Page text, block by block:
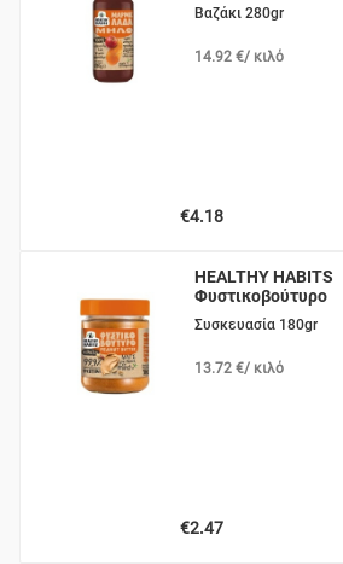
Βαζάκι 280gr
14.92 €/ κιλό
€4.18
HEALTHY HABITS
Φυστικοβούτυρο
Απαλό
Συσκευασία 180gr
13.72 €/ κιλό
€2.47